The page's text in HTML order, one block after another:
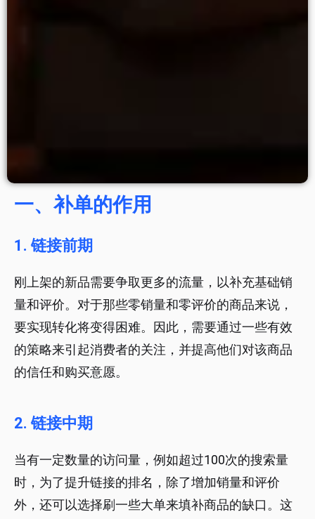
一、补单的作用
1. 链接前期
刚上架的新品需要争取更多的流量，以补充基础销
量和评价。对于那些零销量和零评价的商品来说，
要实现转化将变得困难。因此，需要通过一些有效
的策略来引起消费者的关注，并提高他们对该商品
的信任和购买意愿。
2. 链接中期
当有一定数量的访问量，例如超过100次的搜索量
时，为了提升链接的排名，除了增加销量和评价
外，还可以选择刷一些大单来填补商品的缺口。这